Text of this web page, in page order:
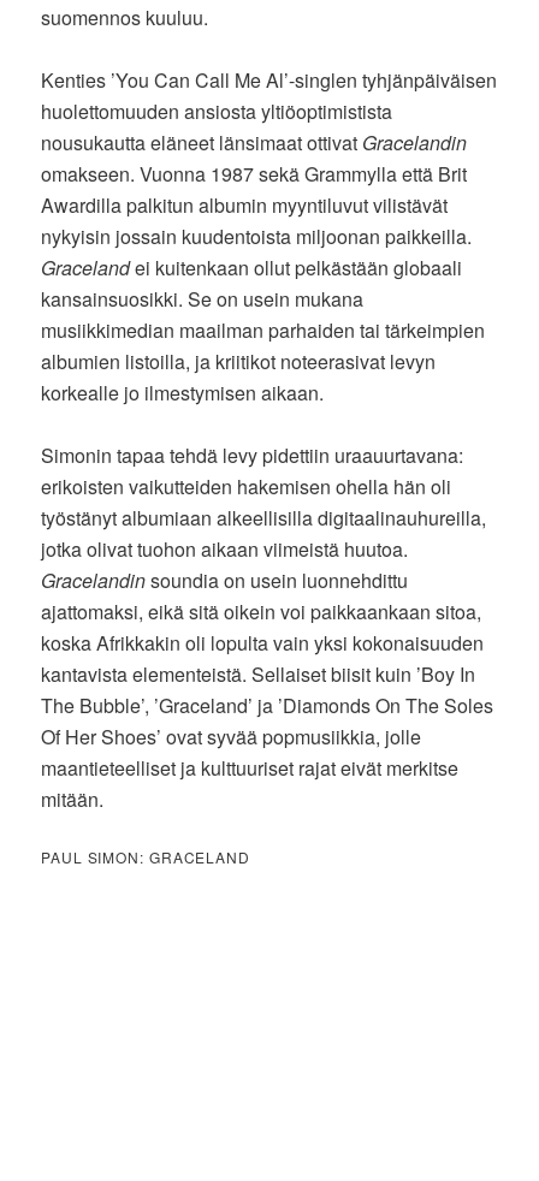
suomennos kuuluu.
Kenties ’You Can Call Me Al’-singlen tyhjänpäiväisen
huolettomuuden ansiosta yltiöoptimistista
nousukautta eläneet länsimaat ottivat Gracelandin
omakseen. Vuonna 1987 sekä Grammylla että Brit
Awardilla palkitun albumin myyntiluvut vilistävät
nykyisin jossain kuudentoista miljoonan paikkeilla.
Gracelandei kuitenkaan ollut pelkästään globaali
kansainsuosikki. Se on usein mukana
musiikkimedian maailman parhaiden tai tärkeimpien
albumien listoilla, ja kriitikot noteerasivat levyn
korkealle jo ilmestymisen aikaan.
Simonin tapaa tehdä levy pidettiin uraauurtavana:
erikoisten vaikutteiden hakemisen ohella hän oli
työstänyt albumiaan alkeellisilla digitaalinauhureilla,
jotka olivat tuohon aikaan viimeistä huutoa.
Gracelandinsoundia on usein luonnehdittu
ajattomaksi, eikä sitä oikein voi paikkaankaan sitoa,
koska Afrikkakin oli lopulta vain yksi kokonaisuuden
kantavista elementeistä. Sellaiset biisit kuin ’Boy In
The Bubble’, ’Graceland’ ja ’Diamonds On The Soles
Of Her Shoes’ ovat syvää popmusiikkia, jolle
maantieteelliset ja kulttuuriset rajat eivät merkitse
mitään.
PAUL SIMON: GRACELAND